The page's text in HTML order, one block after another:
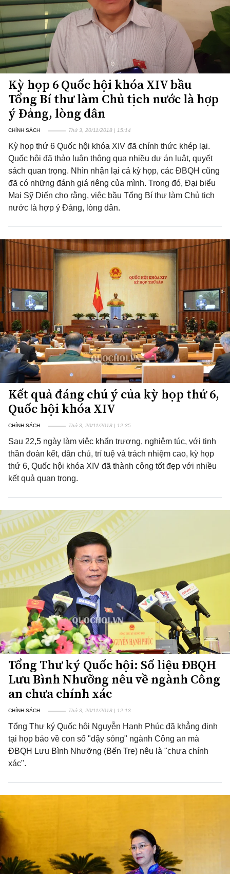
Kỳ họp 6 Quốc hội khóa XIV bầu
Tổng Bí thư làm Chủ tịch nước là hợp
ý Đảng, lòng dân
CHÍNH SÁCH Thứ 3, 20/11/2018 | 15:14
Kỳ họp thứ 6 Quốc hội khóa XIV đã chính thức khép lại.
Quốc hội đã thảo luận thông qua nhiều dự án luật, quyết
sách quan trọng. Nhìn nhận lại cả kỳ họp, các ĐBQH cũng
đã có những đánh giá riêng của mình. Trong đó, Đại biểu
Mai Sỹ Diến cho rằng, việc bầu Tổng Bí thư làm Chủ tịch
nước là hợp ý Đảng, lòng dân.
Kết quả đáng chú ý của kỳ họp thứ 6,
Quốc hội khóa XIV
CHÍNH SÁCH Thứ 3, 20/11/2018 | 12:35
Sau 22,5 ngày làm việc khẩn trương, nghiêm túc, với tinh
thần đoàn kết, dân chủ, trí tuệ và trách nhiệm cao, kỳ họp
thứ 6, Quốc hội khóa XIV đã thành công tốt đẹp với nhiều
kết quả quan trọng.
Tổng Thư ký Quốc hội: Số liệu ĐBQH
Lưu Bình Nhưỡng nêu về ngành Công
an chưa chính xác
CHÍNH SÁCH Thứ 3, 20/11/2018 | 12:13
Tổng Thư ký Quốc hội Nguyễn Hạnh Phúc đã khẳng định
tại họp báo về con số "dậy sóng" ngành Công an mà
ĐBQH Lưu Bình Nhưỡng (Bến Tre) nêu là "chưa chính
xác".